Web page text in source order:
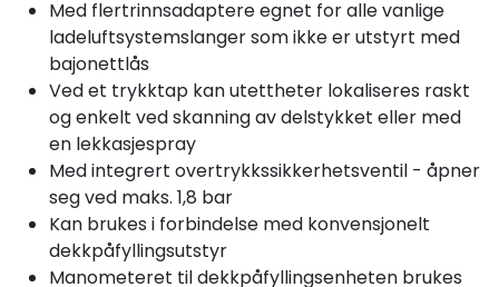
Med flertrinnsadaptere egnet for alle vanlige
ladeluftsystemslanger som ikke er utstyrt med
bajonettlås
Ved et trykktap kan utettheter lokaliseres raskt
og enkelt ved skanning av delstykket eller med
en lekkasjespray
Med integrert overtrykkssikkerhetsventil - åpner
seg ved maks. 1,8 bar
Kan brukes i forbindelse med konvensjonelt
dekkpåfyllingsutstyr
Manometeret til dekkpåfyllingsenheten brukes